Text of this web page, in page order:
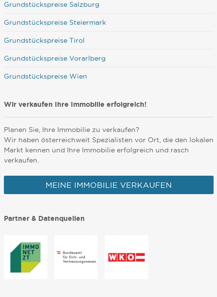
Grundstückspreise Salzburg
Grundstückspreise Steiermark
Grundstückspreise Tirol
Grundstückspreise Vorarlberg
Grundstückspreise Wien
Wir verkaufen Ihre Immobilie erfolgreich!
Planen Sie, Ihre Immobilie zu verkaufen?
Wir haben österreichweit Spezialisten vor Ort, die den lokalen
Markt kennen und Ihre Immobilie erfolgreich und rasch
verkaufen.
MEINE IMMOBILIE VERKAUFEN
Partner & Datenquellen